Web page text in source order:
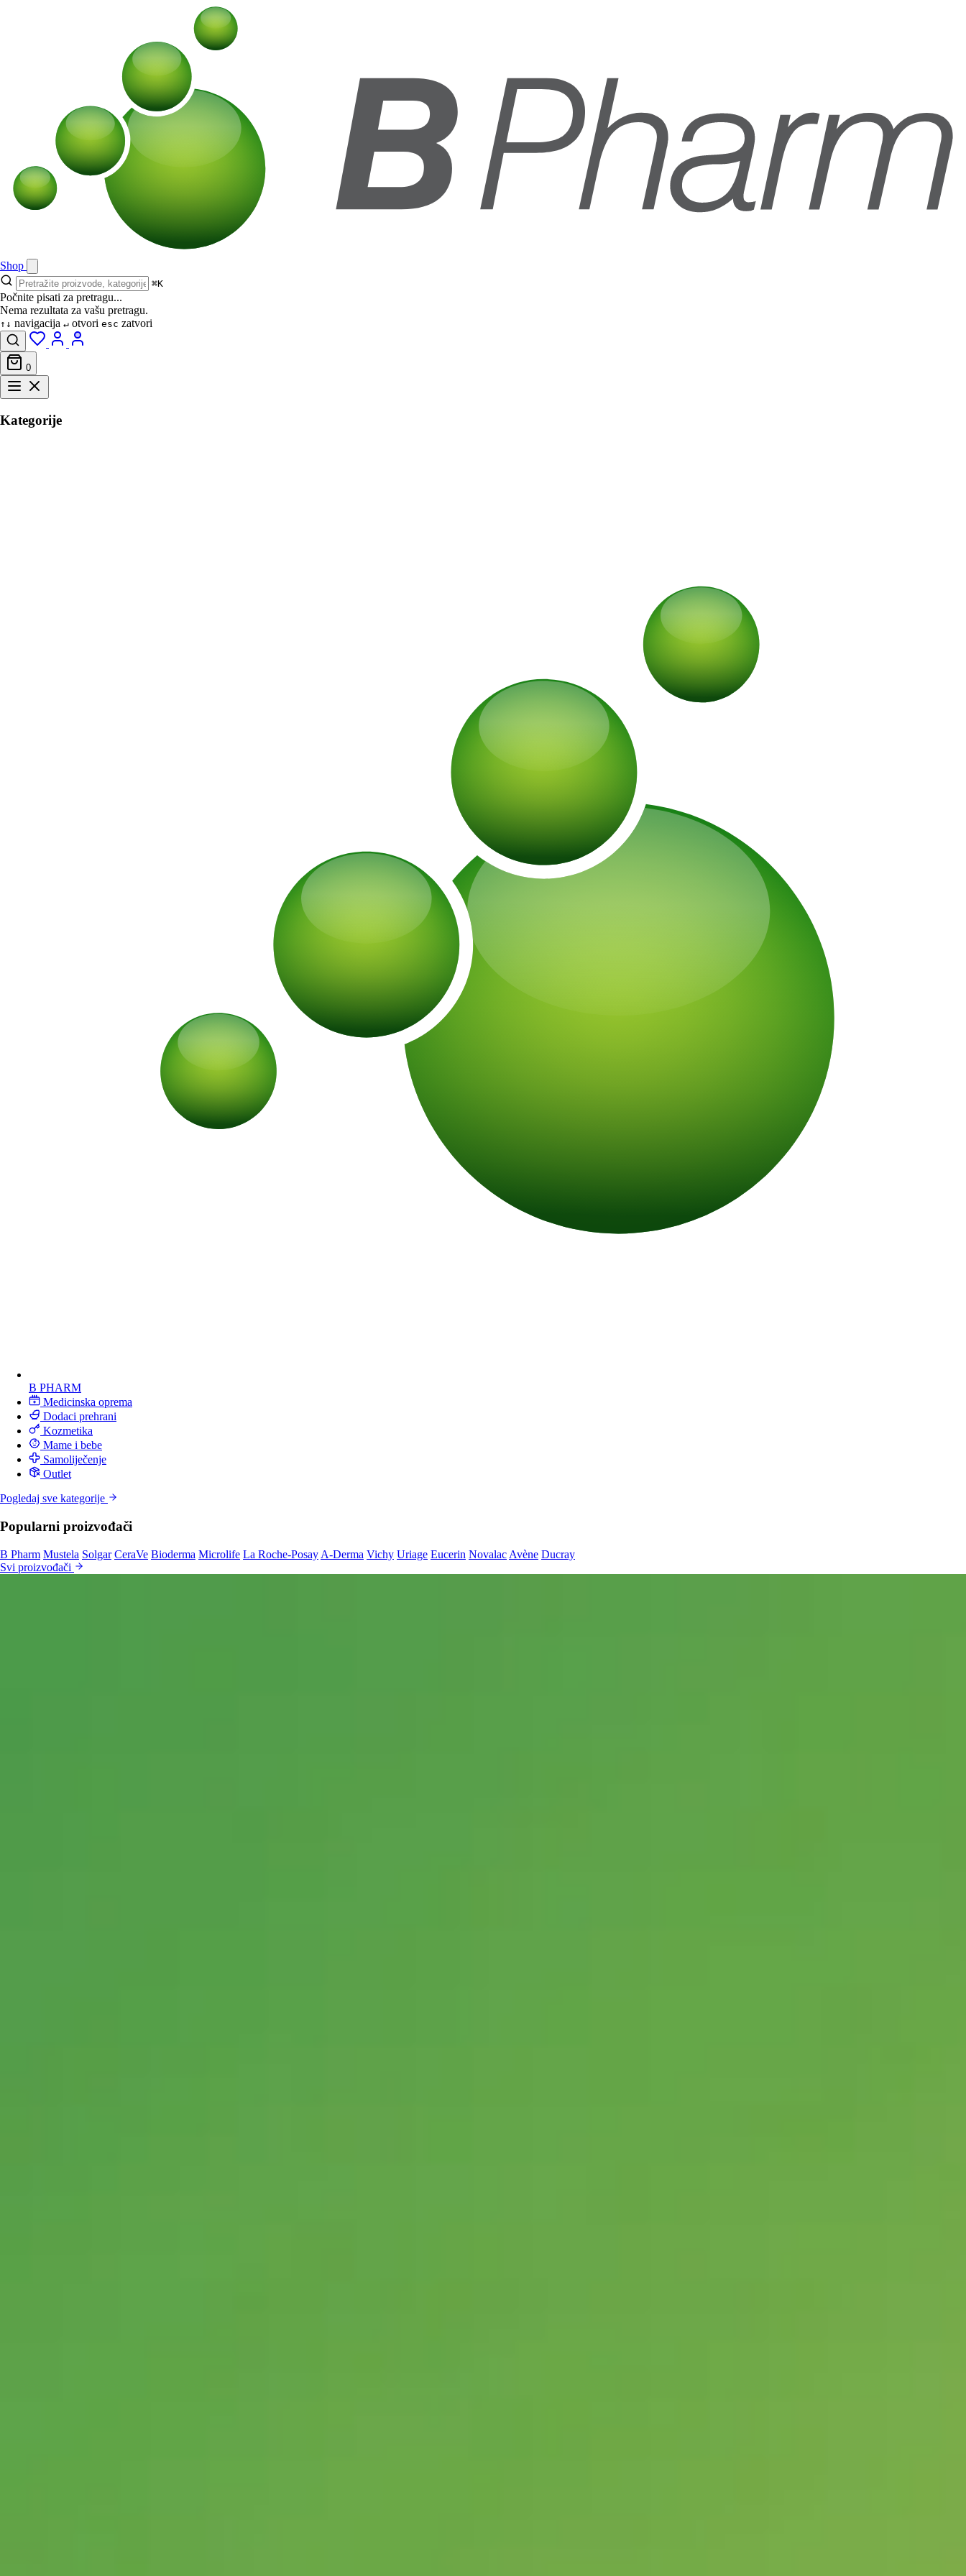
Shop
⌘K
Počnite pisati za pretragu...
Nema rezultata za vašu pretragu.
↑↓ navigacija ↵ otvori esc zatvori
0
Kategorije
B PHARM
Medicinska oprema
Dodaci prehrani
Kozmetika
Mame i bebe
Samoliječenje
Outlet
Pogledaj sve kategorije
Popularni proizvođači
B Pharm Mustela Solgar CeraVe Bioderma Microlife La Roche-Posay A-Derma Vichy Uriage Eucerin Novalac Avène Ducray
Svi proizvođači